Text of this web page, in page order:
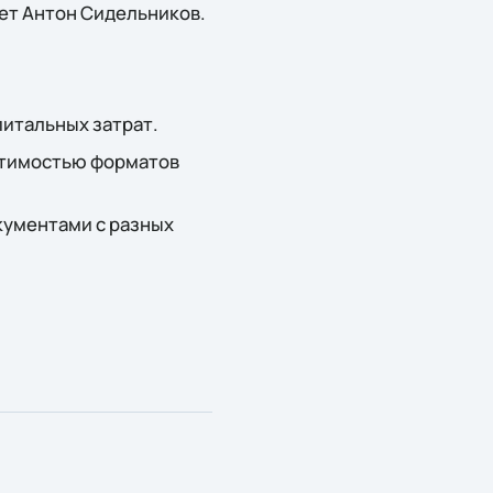
Антон Сидельников.
затрат.
форматов
с разных